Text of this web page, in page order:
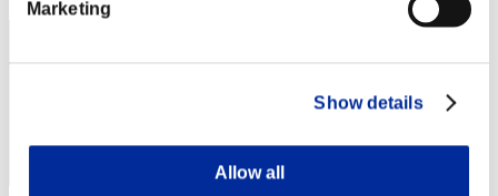
Marketing
Show details
Allow all